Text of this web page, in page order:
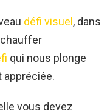
défi visuel , dans
qui nous plonge
appréciée.
vous devez